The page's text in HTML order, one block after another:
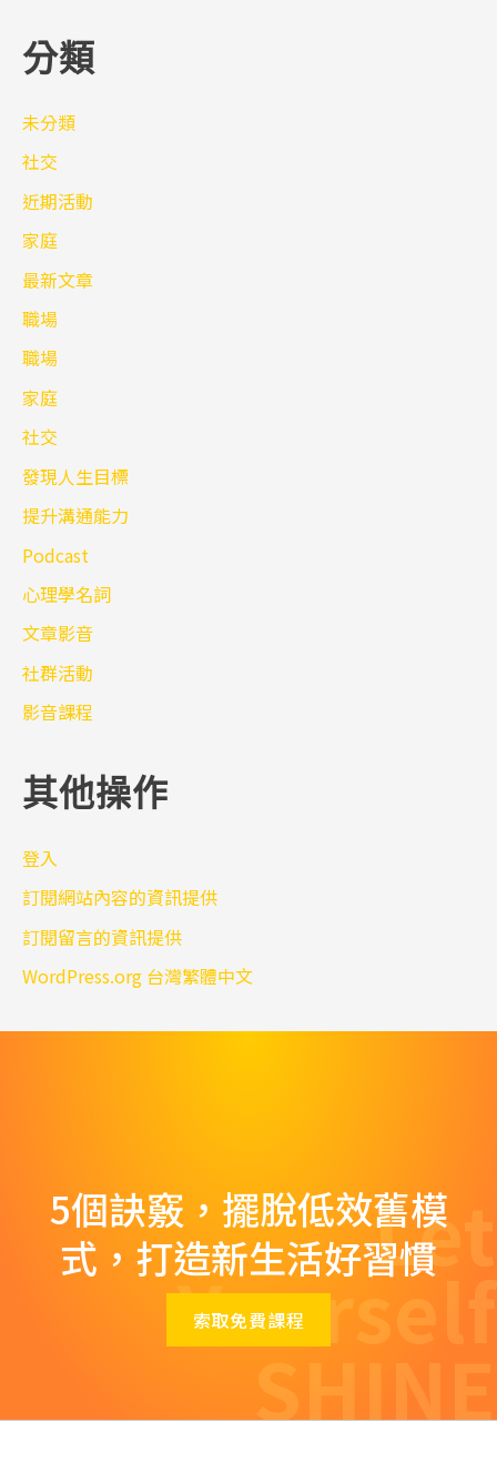
分類
未分類
社交
近期活動
家庭
最新文章
職場
職場
家庭
社交
發現人生目標
提升溝通能力
Podcast
心理學名詞
文章影音
社群活動
影音課程
其他操作
登入
訂閱網站內容的資訊提供
訂閱留言的資訊提供
WordPress.org 台灣繁體中文
5個訣竅，擺脫低效舊模
式，打造新生活好習慣
索取免費課程
Let
Yourself
SHINE